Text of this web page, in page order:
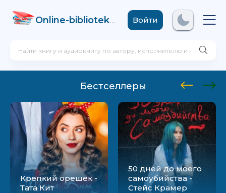
Online-biblioteka .comВойти
Бестселлеры
Крепкий орешек -
Тата Кит
50 дней до моего
самоубийства -
Стейс Крамер